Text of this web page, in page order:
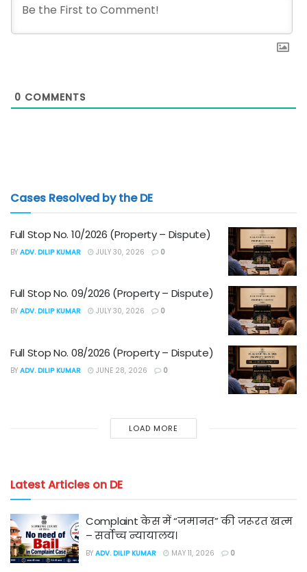
0 COMMENTS
Cases Resolved by the DE
Full Stop No. 10/2026 (Property – Dispute)
BY ADV. DILIP KUMAR JULY 30, 2026 0
Full Stop No. 09/2026 (Property – Dispute)
BY ADV. DILIP KUMAR JULY 30, 2026 0
Full Stop No. 08/2026 (Property – Dispute)
BY ADV. DILIP KUMAR JUNE 28, 2026 0
LOAD MORE
Latest Articles on DE
Complaint केस में “जमानत” की जरूरत खत्म
– सर्वोच्च न्यायालय।
BY ADV. DILIP KUMAR MAY 11, 2026 0